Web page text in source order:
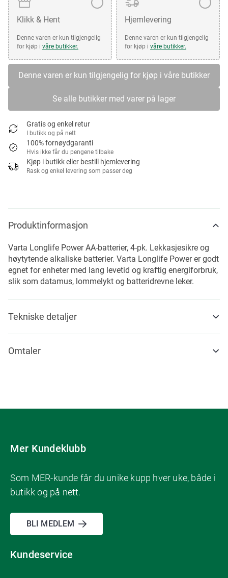
Klikk & Hent
Denne varen er kun tilgjengelig
for kjøp i våre butikker.
Hjemlevering
Denne varen er kun tilgjengelig
for kjøp i våre butikker.
Denne varen er kun tilgjengelig for kjøp i våre butikker
Se alle butikker med varer på lager
Gratis og enkel retur
I butikk og på nett
100% fornøydgaranti
Hvis ikke får du pengene tilbake
Kjøp i butikk eller bestill hjemlevering
Rask og enkel levering som passer deg
Produktinformasjon
Varta Longlife Power AA-batterier, 4-pk. Lekkasjesikre og
høytytende alkaliske batterier. Varta Longlife Power er godt
egnet for enheter med lang levetid og kraftig energiforbruk,
slik som datamus, lommelykt og batteridrevne leker.
Tekniske detaljer
Omtaler
Mer Kundeklubb
Som MER-kunde får du unike kupp hver uke, både i
butikk og på nett.
BLI MEDLEM
Kundeservice